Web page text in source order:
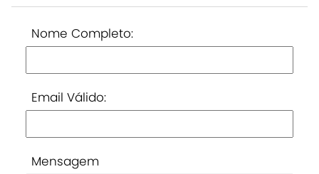
Nome Completo:
Email Válido:
Mensagem